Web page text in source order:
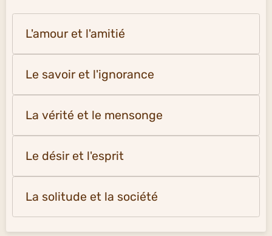
L'amour et l'amitié
Le savoir et l'ignorance
La vérité et le mensonge
Le désir et l'esprit
La solitude et la société